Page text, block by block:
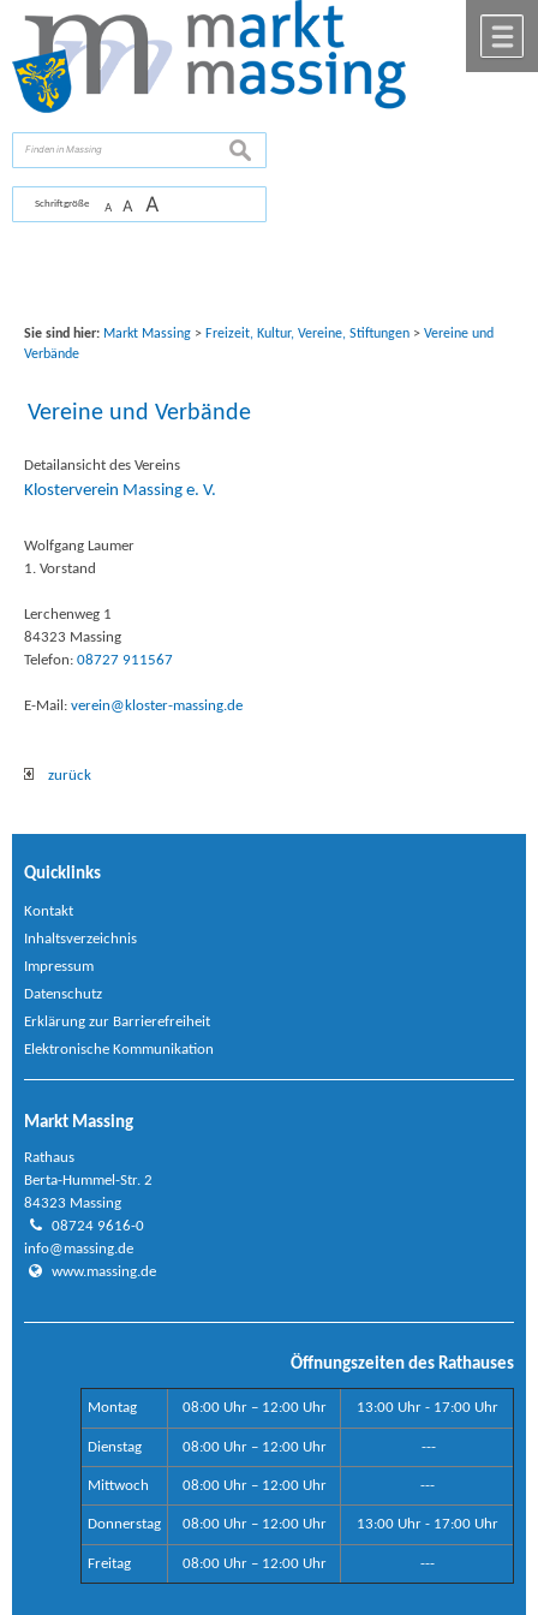
springen.
Schriftgröße A A A
suchen
Sie sind hier: Markt Massing> Freizeit, Kultur, Vereine, Stiftungen> Vereine und
Verbände
Vereine und Verbände
Detailansicht des Vereins
Klosterverein Massing e. V.
Wolfgang Laumer
1. Vorstand
Lerchenweg 1
84323 Massing
Telefon: 08727 911567
E-Mail: verein@kloster-massing.de
zurück
Quicklinks
Kontakt
Inhaltsverzeichnis
Impressum
Datenschutz
Erklärung zur Barrierefreiheit
Elektronische Kommunikation
Markt Massing
Rathaus
Berta-Hummel-Str. 2
84323 Massing
08724 9616-0
info@massing.de
www.massing.de
Öffnungszeiten des Rathauses
Montag 08:00 Uhr – 12:00 Uhr 13:00 Uhr - 17:00 Uhr
Dienstag 08:00 Uhr – 12:00 Uhr ---
Mittwoch 08:00 Uhr – 12:00 Uhr ---
Donnerstag 08:00 Uhr – 12:00 Uhr 13:00 Uhr - 17:00 Uhr
Freitag 08:00 Uhr – 12:00 Uhr ---